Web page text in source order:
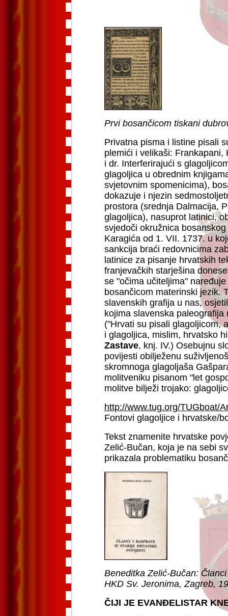
Prvi bosančicom tiskani
Privatna pisma i listine pisali
plemići i velikaši: Frankapani,
i dr. Interferirajući s
glagoljica u obrednim
svjetovnim spomenicima),
dokazuje i njezin
prostora (srednja Dalmacija,
glagoljica), nasuprot latinici,
svjedoči okružnica
Karagića od 1. VII. 1737. u
sankcija braći redovnicima
latinice za pisanje hrvatskih
franjevačkih starješina
se "očima učiteljima"
bosančicom materinski jezik.
slavenskih grafija u nas,
kojima slavenska
("Hrvati su pisali glagoljicom,
i glagoljica, mislim, hrvatsko
Zastave, knj. IV.) Osebujnu
povijesti obilježenu
skromnoga glagoljaša
molitveniku pisanom "let
molitve bilježi trojako:
http://www.tug.org/TUGboat/
Fontovi glagoljice i hrvatske/
Tekst znamenite hrvatske
Zelić-Bučan, koja je na sebi
prikazala problematiku
Beneditka Zelić-Bučan:
HKD Sv. Jeronima, Zagreb,
ČIJI JE EVANĐELISTAR